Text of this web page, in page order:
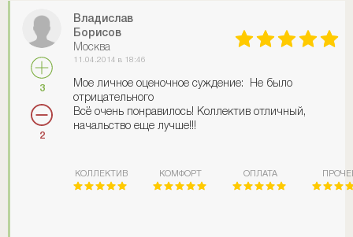
3
2
Владислав
Борисов
Москва
11.04.2014 в 18:46
Мое личное оценочное суждение: Не было
отрицательного
Всё очень понравилось! Коллектив отличный,
начальство еще лучше!!!
КОЛЛЕКТИВ КОМФОРТ ОПЛАТА